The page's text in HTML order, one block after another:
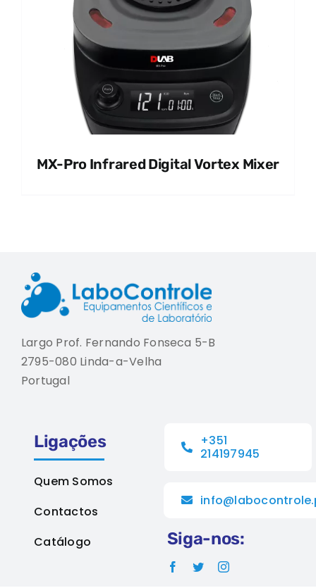
MX-Pro Infrared Digital Vortex Mixer
Largo Prof. Fernando Fonseca 5-B
2795-080 Linda-a-Velha
Portugal
Ligações
Quem Somos
Contactos
Catálogo
+351
214197945
Siga-nos: